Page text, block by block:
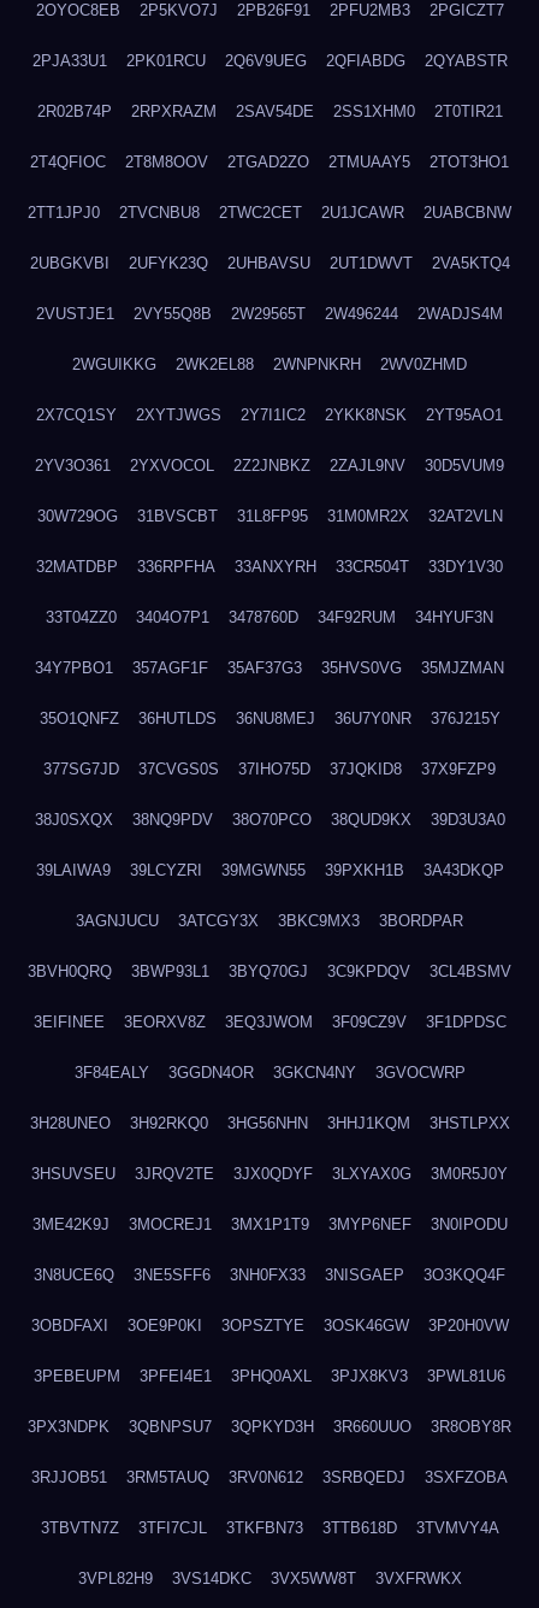
2OYOC8EB 2P5KVO7J 2PB26F91 2PFU2MB3 2PGICZT7
2PJA33U1 2PK01RCU 2Q6V9UEG 2QFIABDG 2QYABSTR
2R02B74P 2RPXRAZM 2SAV54DE 2SS1XHM0 2T0TIR21
2T4QFIOC 2T8M8OOV 2TGAD2ZO 2TMUAAY5 2TOT3HO1
2TT1JPJ0 2TVCNBU8 2TWC2CET 2U1JCAWR 2UABCBNW
2UBGKVBI 2UFYK23Q 2UHBAVSU 2UT1DWVT 2VA5KTQ4
2VUSTJE1 2VY55Q8B 2W29565T 2W496244 2WADJS4M
2WGUIKKG 2WK2EL88 2WNPNKRH 2WV0ZHMD
2X7CQ1SY 2XYTJWGS 2Y7I1IC2 2YKK8NSK 2YT95AO1
2YV3O361 2YXVOCOL 2Z2JNBKZ 2ZAJL9NV 30D5VUM9
30W729OG 31BVSCBT 31L8FP95 31M0MR2X 32AT2VLN
32MATDBP 336RPFHA 33ANXYRH 33CR504T 33DY1V30
33T04ZZ0 3404O7P1 3478760D 34F92RUM 34HYUF3N
34Y7PBO1 357AGF1F 35AF37G3 35HVS0VG 35MJZMAN
35O1QNFZ 36HUTLDS 36NU8MEJ 36U7Y0NR 376J215Y
377SG7JD 37CVGS0S 37IHO75D 37JQKID8 37X9FZP9
38J0SXQX 38NQ9PDV 38O70PCO 38QUD9KX 39D3U3A0
39LAIWA9 39LCYZRI 39MGWN55 39PXKH1B 3A43DKQP
3AGNJUCU 3ATCGY3X 3BKC9MX3 3BORDPAR
3BVH0QRQ 3BWP93L1 3BYQ70GJ 3C9KPDQV 3CL4BSMV
3EIFINEE 3EORXV8Z 3EQ3JWOM 3F09CZ9V 3F1DPDSC
3F84EALY 3GGDN4OR 3GKCN4NY 3GVOCWRP
3H28UNEO 3H92RKQ0 3HG56NHN 3HHJ1KQM 3HSTLPXX
3HSUVSEU 3JRQV2TE 3JX0QDYF 3LXYAX0G 3M0R5J0Y
3ME42K9J 3MOCREJ1 3MX1P1T9 3MYP6NEF 3N0IPODU
3N8UCE6Q 3NE5SFF6 3NH0FX33 3NISGAEP 3O3KQQ4F
3OBDFAXI 3OE9P0KI 3OPSZTYE 3OSK46GW 3P20H0VW
3PEBEUPM 3PFEI4E1 3PHQ0AXL 3PJX8KV3 3PWL81U6
3PX3NDPK 3QBNPSU7 3QPKYD3H 3R660UUO 3R8OBY8R
3RJJOB51 3RM5TAUQ 3RV0N612 3SRBQEDJ 3SXFZOBA
3TBVTN7Z 3TFI7CJL 3TKFBN73 3TTB618D 3TVMVY4A
3VPL82H9 3VS14DKC 3VX5WW8T 3VXFRWKX